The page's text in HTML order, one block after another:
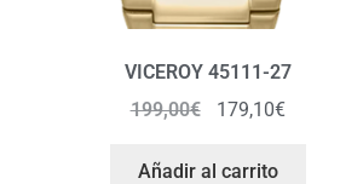
VICEROY 45111-27
199,00€ 179,10€
Añadir al carrito